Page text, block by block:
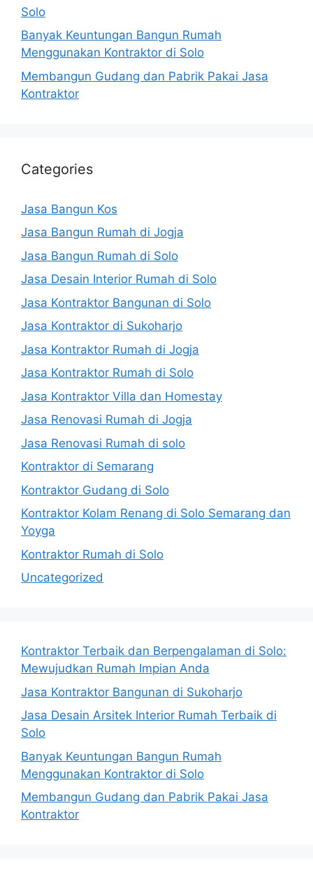
Solo
Banyak Keuntungan Bangun Rumah
Menggunakan Kontraktor di Solo
Membangun Gudang dan Pabrik Pakai Jasa
Kontraktor
Categories
Jasa Bangun Kos
Jasa Bangun Rumah di Jogja
Jasa Bangun Rumah di Solo
Jasa Desain Interior Rumah di Solo
Jasa Kontraktor Bangunan di Solo
Jasa Kontraktor di Sukoharjo
Jasa Kontraktor Rumah di Jogja
Jasa Kontraktor Rumah di Solo
Jasa Kontraktor Villa dan Homestay
Jasa Renovasi Rumah di Jogja
Jasa Renovasi Rumah di solo
Kontraktor di Semarang
Kontraktor Gudang di Solo
Kontraktor Kolam Renang di Solo Semarang dan
Yoyga
Kontraktor Rumah di Solo
Uncategorized
Kontraktor Terbaik dan Berpengalaman di Solo:
Mewujudkan Rumah Impian Anda
Jasa Kontraktor Bangunan di Sukoharjo
Jasa Desain Arsitek Interior Rumah Terbaik di
Solo
Banyak Keuntungan Bangun Rumah
Menggunakan Kontraktor di Solo
Membangun Gudang dan Pabrik Pakai Jasa
Kontraktor